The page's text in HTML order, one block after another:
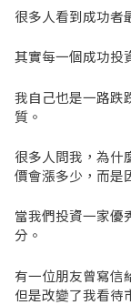
很多人看到成功者
其實每一個成功投
我自己也是一路跌
質。
很多人問我，為什
價會漲多少，而是
當我們投資一家優
分。
有一位朋友曾寫信
但是改變了我看待